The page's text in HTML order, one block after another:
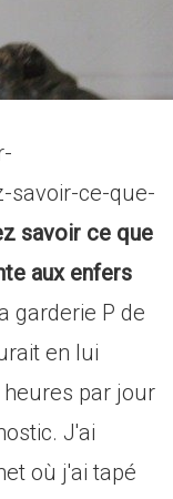
savoir-ce-que-
savoir ce que
aux enfers
garderie P de
en lui
par jour
J'ai
où j'ai tapé